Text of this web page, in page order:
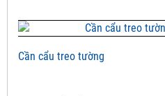
Cần cẩu treo tường